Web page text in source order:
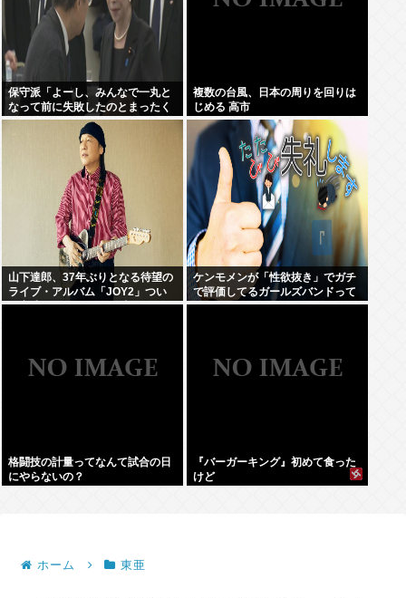
保守派「よーし、みんなで一丸と
なって前に失敗したのとまったく
同じ道を行くぞ！！」 これなに？
複数の台風、日本の周りを回りは
じめる 高市
山下達郎、37年ぶりとなる待望の
ライブ・アルバム「JOY2」つい
に完成、10月14日に発売
ケンモメンが「性欲抜き」でガチ
で評価してるガールズバンドって
何？
格闘技の計量ってなんて試合の日
にやらないの？
『バーガーキング』初めて食った
けど
ホーム 東亜